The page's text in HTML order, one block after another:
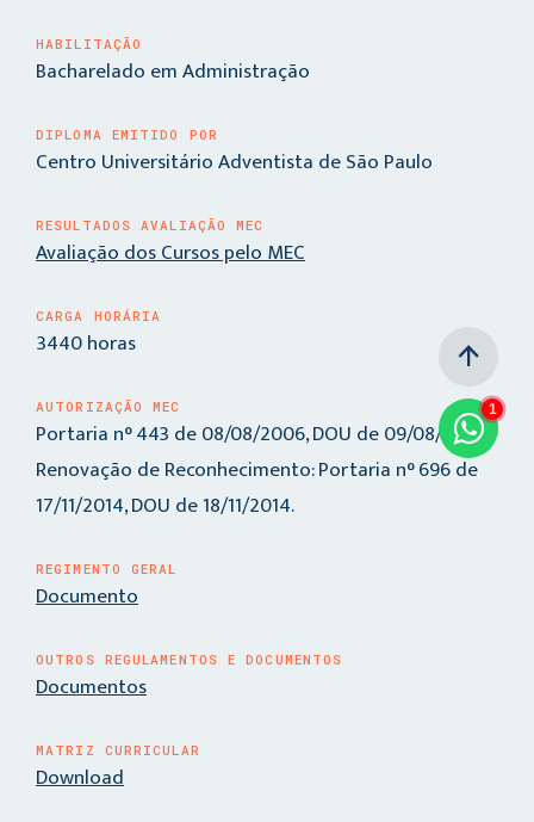
HABILITAÇÃO
Bacharelado em Administração
DIPLOMA EMITIDO POR
Centro Universitário Adventista de São Paulo
RESULTADOS AVALIAÇÃO MEC
Avaliação dos Cursos pelo MEC
CARGA HORÁRIA
3440 horas
AUTORIZAÇÃO MEC
Portaria n° 443 de 08/08/2006, DOU de 09/08/2006;
Renovação de Reconhecimento: Portaria n° 696 de
17/11/2014, DOU de 18/11/2014.
REGIMENTO GERAL
Documento
OUTROS REGULAMENTOS E DOCUMENTOS
Documentos
MATRIZ CURRICULAR
Download
arrow_upward
1